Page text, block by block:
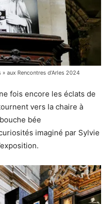
aux Rencontres d’Arles 2024
fois encore les éclats de
vers la chaire à
bée
imaginé par Sylvie